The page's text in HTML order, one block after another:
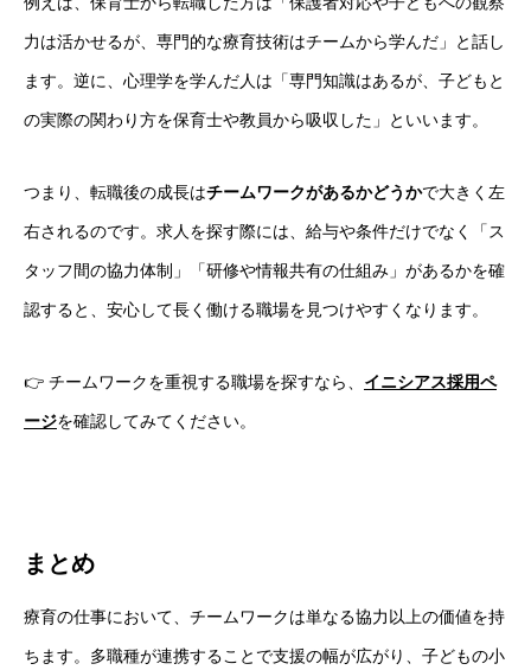
力は活かせるが、専門的な療育技術はチームから学んだ」と話し
ます。逆に、心理学を学んだ人は「専門知識はあるが、子どもと
の実際の関わり方を保育士や教員から吸収した」といいます。
つまり、転職後の成長はチームワークがあるかどうかで大きく左
右されるのです。求人を探す際には、給与や条件だけでなく「ス
タッフ間の協力体制」「研修や情報共有の仕組み」があるかを確
認すると、安心して長く働ける職場を見つけやすくなります。
👉 チームワークを重視する職場を探すなら、 イニシアス採用ペ
ージを確認してみてください。
まとめ
療育の仕事において、チームワークは単なる協力以上の価値を持
ちます。多職種が連携することで支援の幅が広がり、子どもの小